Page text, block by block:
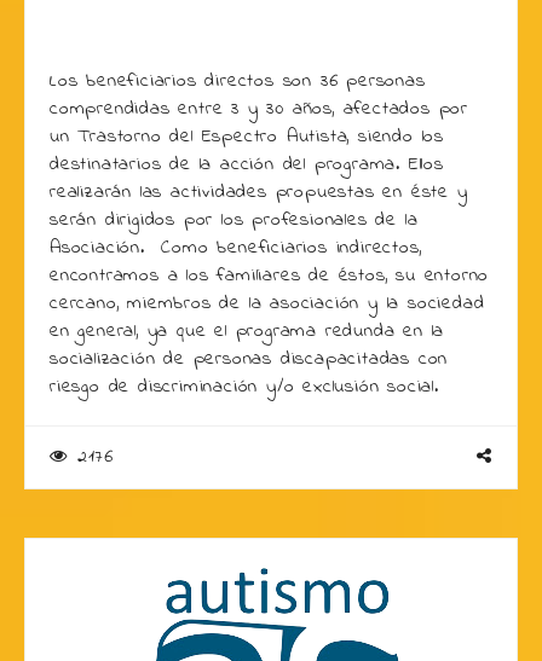
Los beneficiarios directos son 36 personas
comprendidas entre 3 y 30 años, afectados por
un Trastorno del Espectro Autista, siendo los
destinatarios de la acción del programa. Ellos
realizarán las actividades propuestas en éste y
serán dirigidos por los profesionales de la
Asociación. Como beneficiarios indirectos,
encontramos a los familiares de éstos, su entorno
cercano, miembros de la asociación y la sociedad
en general, ya que el programa redunda en la
socialización de personas discapacitadas con
riesgo de discriminación y/o exclusión social.
2176